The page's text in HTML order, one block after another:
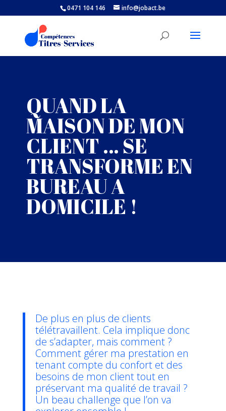
0471 104 146 info@jobact.be
QUAND LA
MAISON DE MON
CLIENT … SE
TRANSFORME EN
BUREAU A
DOMICILE !
De plus en plus de clients
télétravaillent. Cela implique donc
de s’adapter, mais comment ?
Comment gérer ma prestation en
tenant compte du confort et des
besoins de mon client tout en
préservant ma qualité de travail ?
Un beau challenge que l’on va